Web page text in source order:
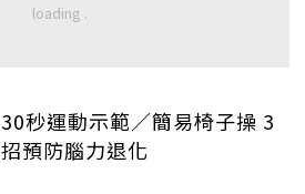
30秒運動示範／簡易椅子操 3
招預防腦力退化